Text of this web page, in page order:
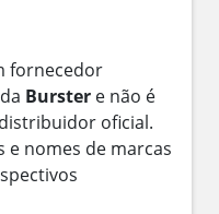
fornecedor
Burster e não é
oficial.
e nomes de marcas